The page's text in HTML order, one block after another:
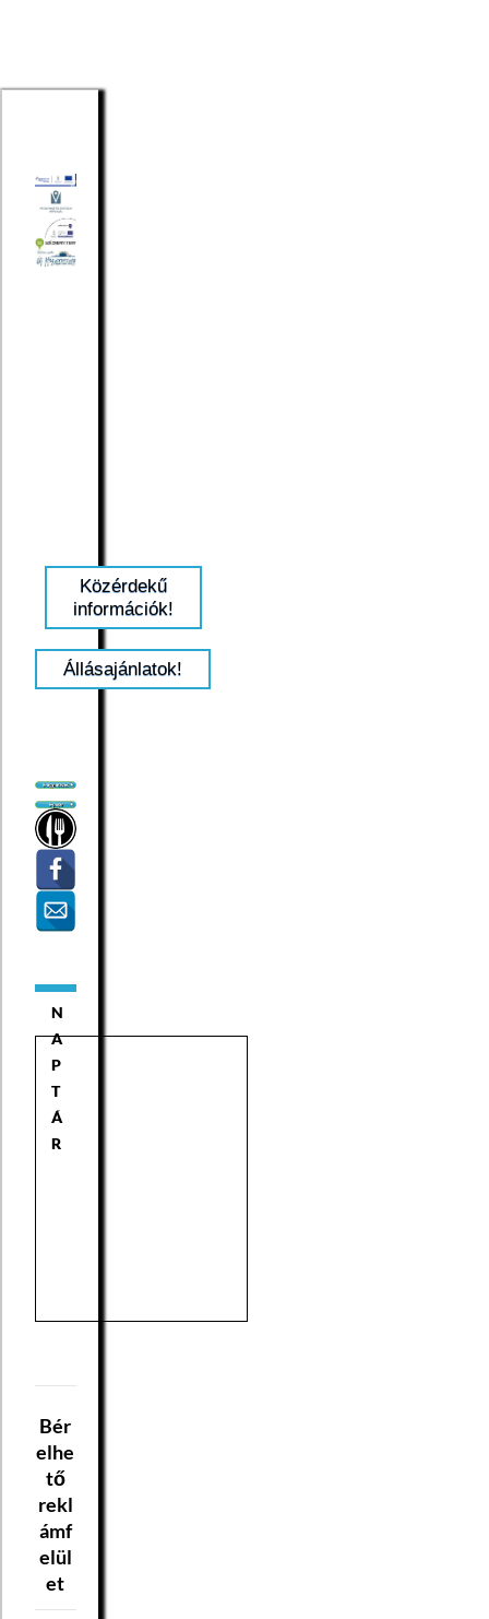
Közérdekű
információk!
Állásajánlatok!
N
A
P
T
Á
R
Bér
elhe
tő
rekl
ámf
elül
et